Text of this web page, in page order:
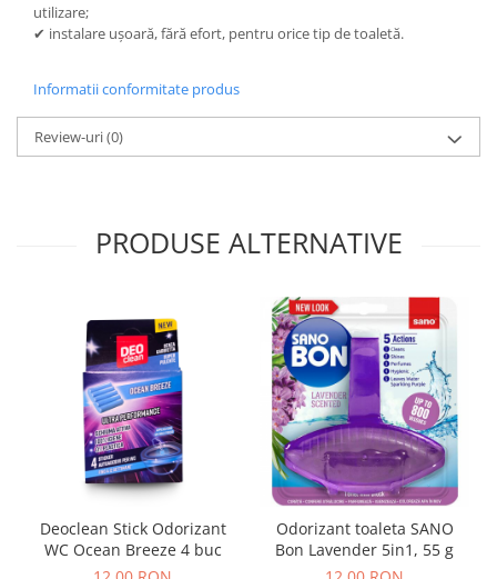
utilizare;
✔ instalare ușoară, fără efort, pentru orice tip de toaletă.
Informatii conformitate produs
Review-uri(0)
PRODUSE ALTERNATIVE
Deoclean Stick Odorizant
WC Ocean Breeze 4 buc
Odorizant toaleta SANO
Bon Lavender 5in1, 55 g